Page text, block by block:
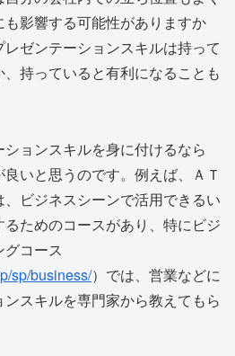
影響する可能性がありますか
ゼンテーションスキルは持って
持っていると有利になることも
ョンスキルを身に付けるなら
いと思うのです。例えば、ＡＴ
ビジネスシーンで活用できるい
ためのコースがあり、特にビジ
コース
sp/business/）では、営業などに
スキルを専門家から教えてもら